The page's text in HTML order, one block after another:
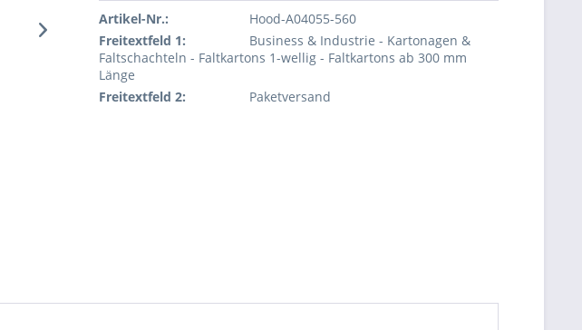
Artikel-Nr.:
Hood-A04055-560
Freitextfeld 1:
Business & Industrie - Kartonagen &
Faltschachteln - Faltkartons 1-wellig - Faltkartons ab 300 mm
Länge
Freitextfeld 2:
Paketversand